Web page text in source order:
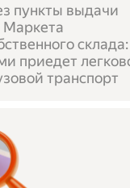
пункты выдачи
Маркета
склада:
приедет
транспорт